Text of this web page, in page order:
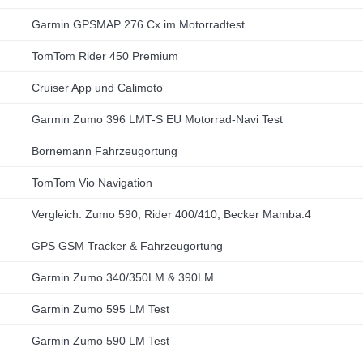
Garmin GPSMAP 276 Cx im Motorradtest
TomTom Rider 450 Premium
Cruiser App und Calimoto
Garmin Zumo 396 LMT-S EU Motorrad-Navi Test
Bornemann Fahrzeugortung
TomTom Vio Navigation
Vergleich: Zumo 590, Rider 400/410, Becker Mamba.4
GPS GSM Tracker & Fahrzeugortung
Garmin Zumo 340/350LM & 390LM
Garmin Zumo 595 LM Test
Garmin Zumo 590 LM Test